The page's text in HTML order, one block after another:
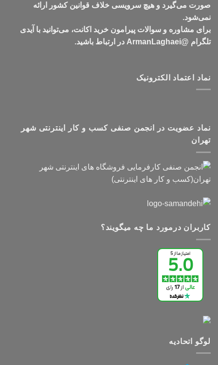
صورت می‌گیرد و هیچ سرویسی خلاف قوانین کشور ارائه
نمی‌شود.
برای مشاوره و سوالات پیرامون خرید اکانت، می‌توانید با آیدی
تلگرام @ArmanLaghaei در ارتباط باشید.
نماد اعتماد الکترونیک
نماد عضویت در انجمن صنفی کسب و کار اینترنتی شهر
تهران
کاربران درمورد ما چه میگویند؟
لوگو اتحادیه